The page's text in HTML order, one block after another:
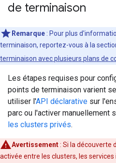
de terminaison
Remarque : Pour plus
terminaison, reportez-vous à la
terminaison avec plusieurs plans de
Les étapes requises pour
points de terminaison varient
utiliser l'API déclarative sur
parc ou l'activer manuellement
les clusters privés.
Avertissement: Si la découverte
activée entre les clusters, les